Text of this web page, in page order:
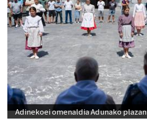
Adinekoei omenaldia Adunako plazan